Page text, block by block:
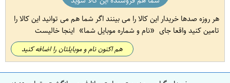
هر روزه صدها خریدار این کالا را می بینند اگر شما هم می توانید این کالا را
تامین کنید واقعا جای
نام و شماره موبایل شما اینجا خالیست
هم اکنون نام و موبایلتان را اضافه کنید